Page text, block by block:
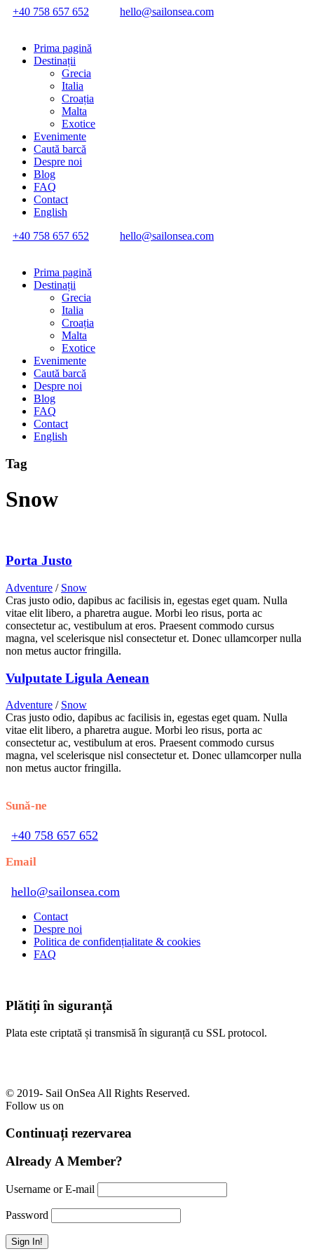
+40 758 657 652 hello@sailonsea.com
Prima pagină
Destinații
Grecia
Italia
Croația
Malta
Exotice
Evenimente
Caută barcă
Despre noi
Blog
FAQ
Contact
English
+40 758 657 652
hello@sailonsea.com
Prima pagină
Destinații
Grecia
Italia
Croația
Malta
Exotice
Evenimente
Caută barcă
Despre noi
Blog
FAQ
Contact
English
Tag
Snow
Porta Justo
Adventure / Snow
Cras justo odio, dapibus ac facilisis in, egestas eget quam. Nulla
vitae elit libero, a pharetra augue. Morbi leo risus, porta ac
consectetur ac, vestibulum at eros. Praesent commodo cursus
magna, vel scelerisque nisl consectetur et. Donec ullamcorper nulla
non metus auctor fringilla.
Vulputate Ligula Aenean
Adventure / Snow
Cras justo odio, dapibus ac facilisis in, egestas eget quam. Nulla
vitae elit libero, a pharetra augue. Morbi leo risus, porta ac
consectetur ac, vestibulum at eros. Praesent commodo cursus
magna, vel scelerisque nisl consectetur et. Donec ullamcorper nulla
non metus auctor fringilla.
Sună-ne
+40 758 657 652
Email
hello@sailonsea.com
Contact
Despre noi
Politica de confidențialitate & cookies
FAQ
Plătiți în siguranță
Plata este criptată și transmisă în siguranță cu SSL protocol.
© 2019- Sail OnSea All Rights Reserved.
Follow us on
Continuați rezervarea
Already A Member?
Username or E-mail
Password